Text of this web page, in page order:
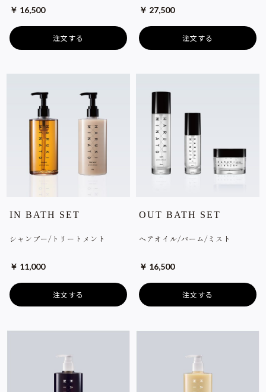
￥ 16,500
注文する
￥ 27,500
注文する
IN BATH SET
シャンプー/トリートメント
￥ 11,000
注文する
OUT BATH SET
ヘアオイル/バーム/ミスト
￥ 16,500
注文する